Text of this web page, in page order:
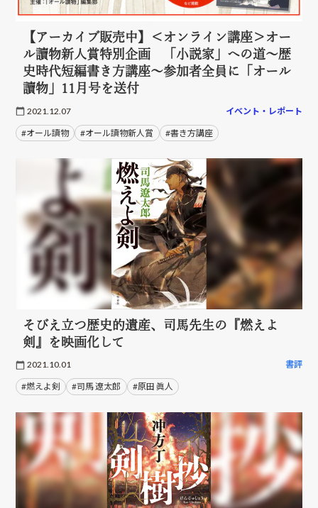
【アーカイブ販売中】＜オンライン講座＞オー
ル讀物新人賞特別企画 「小説家」への道～歴
史時代短編書き方講座～参加者全員に「オール
讀物」11月号を送付
2021.12.07 イベント・レポート
#オール讀物 #オール讀物新人賞 #書き方講座
そびえ立つ歴史的遺産、司馬先生の『燃えよ
剣』を映画化して
2021.10.01 書評
#燃えよ剣 #司馬 遼太郎 #原田 眞人